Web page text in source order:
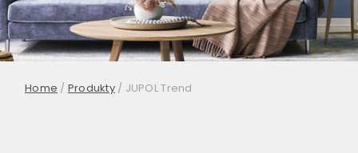
Home / Produkty/ JUPOL Trend